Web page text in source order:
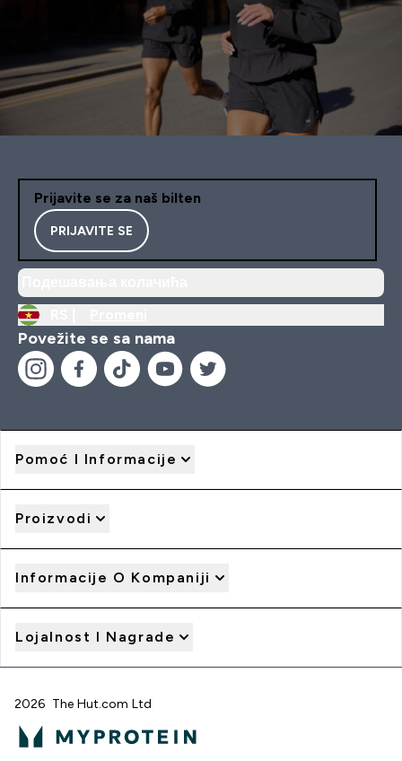
Prijavite se za naš bilten
PRIJAVITE SE
Povežite se sa nama
Pomoć I Informacije
Proizvodi
Informacije O Kompaniji
Lojalnost I Nagrade
2026 The Hut.com Ltd